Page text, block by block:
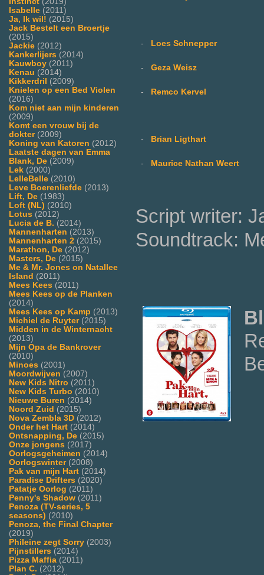
Isabelle (2011)
Ja, Ik wil! (2015)
Jack Bestelt een Broertje
(2015)
Jackie (2012)
Kankerlijers (2014)
Kauwboy (2011)
Kenau (2014)
Kikkerdril
(2009)
Knielen op een Bed Violen
(2016)
Kom niet aan mijn kinderen
(2009)
Komt een vrouw bij de
dokter(2009)
Koning van Katoren (2012)
Laatste dagen van Emma
Blank, De (2009)
Lek (2000)
LelleBelle (2010)
Leve Boerenliefde (2013)
Lift, De (1983)
Loft (NL) (2010)
Lotus (2012)
Lucia de B. (2014)
Mannenharten (2013)
Mannenharten 2 (2015)
Marathon, De (2012)
Masters, De (2015)
Me & Mr. Jones on Natallee
Island (2011)
Mees Kees (2011)
Mees Kees op de Planken
(2014)
Mees Kees op Kamp (2013)
Michiel de Ruyter(2015)
Midden in de Winternacht
(2013)
Mijn Opa de Bankrover
(2010)
Minoes (2001)
Moordwijven (2007)
New Kids Nitro (2011)
New Kids Turbo (2010)
Nieuwe Buren (2014)
Noord Zuid (2015)
Nova Zembla 3D (2012)
Onder het Hart (2014)
Ontsnapping, De (2015)
Onze jongens (2017)
Oorlogsgeheimen (2014)
Oorlogswinter(2008)
Pak van mijn Hart (2014)
Paradise Drifters (2020)
Patatje Oorlog (2011)
Penny's Shadow (2011)
Penoza (TV-series, 5
seasons) (2010)
Penoza, the Final Chapter
(2019)
Phileine zegt Sorry (2003)
Pijnstillers (2014)
Pizza Maffia (2011)
Plan C. (2012)
- Loes Schnepper
- Geza Weisz
- Remco Kervel
- Brian Ligthart
- Maurice Nathan Weert
Script writer:
Soundtrack: